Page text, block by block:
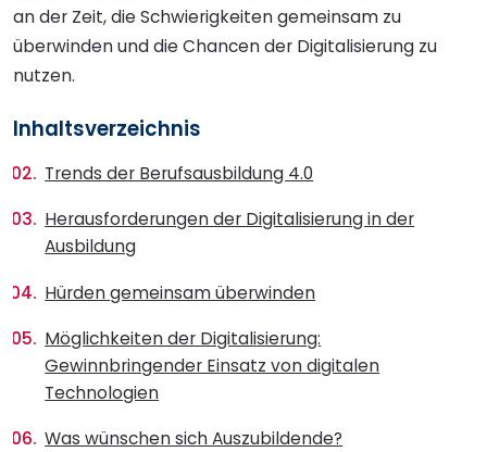
an der Zeit, die Schwierigkeiten gemeinsam zu
überwinden und die Chancen der Digitalisierung zu
nutzen.
Inhaltsverzeichnis
Trends der Berufsausbildung 4.0
Herausforderungen der Digitalisierung in der
Ausbildung
Hürden gemeinsam überwinden
Möglichkeiten der Digitalisierung:
Gewinnbringender Einsatz von digitalen
Technologien
Was wünschen sich Auszubildende?